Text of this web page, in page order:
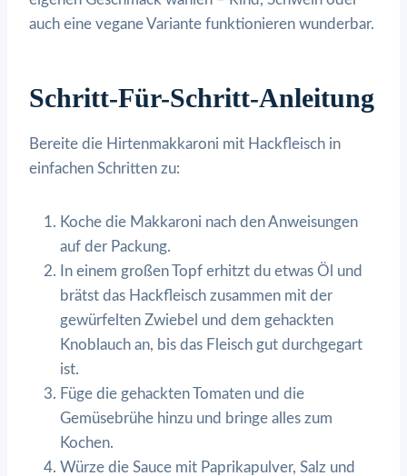
auch eine vegane Variante funktionieren wunderbar.
Schritt-Für-Schritt-Anleitung
Bereite die Hirtenmakkaroni mit Hackfleisch in
einfachen Schritten zu:
Koche die Makkaroni nach den Anweisungen
auf der Packung.
In einem großen Topf erhitzt du etwas Öl und
brätst das Hackfleisch zusammen mit der
gewürfelten Zwiebel und dem gehackten
Knoblauch an, bis das Fleisch gut durchgegart
ist.
Füge die gehackten Tomaten und die
Gemüsebrühe hinzu und bringe alles zum
Kochen.
Würze die Sauce mit Paprikapulver, Salz und